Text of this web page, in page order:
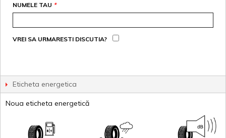
*
NUMELE TAU
VREI SA URMARESTI DISCUTIA?
Eticheta energetica
Noua eticheta energetică